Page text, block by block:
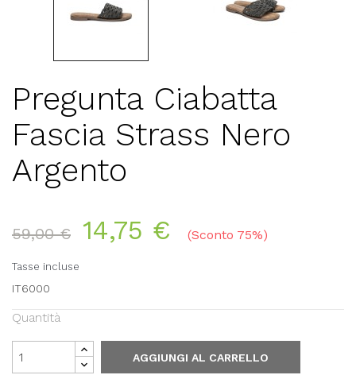
Pregunta Ciabatta
Fascia Strass Nero
Argento
59,00 € 14,75 € Sconto 75%
Tasse incluse
IT6000
Quantità
AGGIUNGI AL CARRELLO